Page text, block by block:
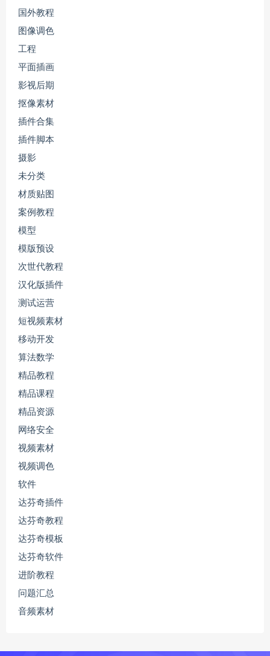
国外教程
图像调色
工程
平面插画
影视后期
抠像素材
插件合集
插件脚本
摄影
未分类
材质贴图
案例教程
模型
模版预设
次世代教程
汉化版插件
测试运营
短视频素材
移动开发
算法数学
精品教程
精品课程
精品资源
网络安全
视频素材
视频调色
软件
达芬奇插件
达芬奇教程
达芬奇模板
达芬奇软件
进阶教程
问题汇总
音频素材